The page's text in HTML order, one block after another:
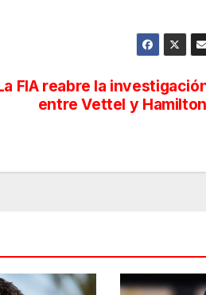
FIA reabre la
entre Vettel y